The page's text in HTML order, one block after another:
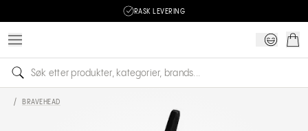
RASK LEVERING
/ BRAVEHEAD